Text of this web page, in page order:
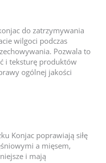
do zatrzymywania
wilgoci podczas
Pozwala to
i teksturę produktów
ogólnej jakości
Konjac poprawiają siłę
a mięsem,
i mają